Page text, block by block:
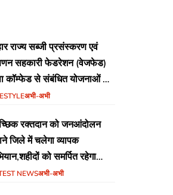
राज्य सब्जी प्रसंस्करण एवं
सहकारी फेडरेशन (वेजफेड)
कॉम्फेड से संबंधित योजनाओं की
एवं क्रियान्वयन की समीक्षा हेतु
अभी-अभी
रक्तदान को जनआंदोलन
जिले में चलेगा व्यापक
को समर्पित रहेगा
अभियान
NEWSअभी-अभी